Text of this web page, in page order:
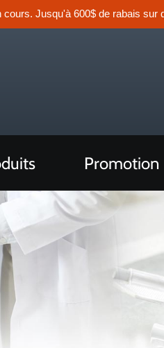
cours. Jusqu'à 600$ de rabais sur
Promotion